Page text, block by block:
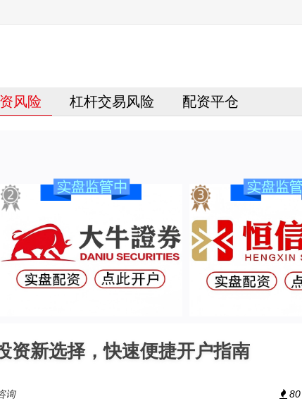
风险 杠杆交易风险 配资平仓
资新选择，快速便捷开户指南
询 80